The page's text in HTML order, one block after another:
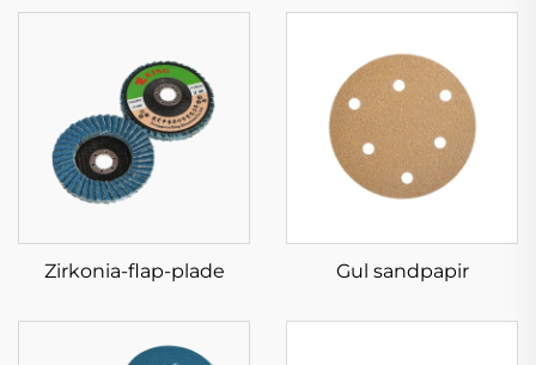
Zirkonia-flap-plade Gul sandpapir